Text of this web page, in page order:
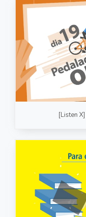
[Listen